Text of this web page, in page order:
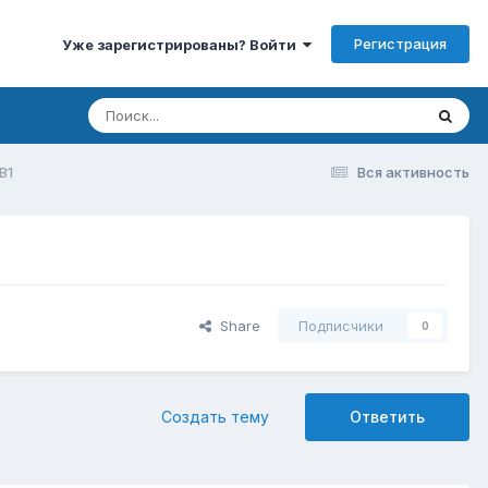
Уже зарегистрированы? Войти Регистрация
Вся активность
Share Подписчики 0
Ответить
Создать тему